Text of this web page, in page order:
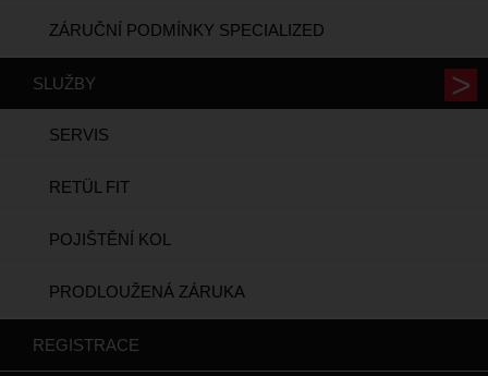
ZÁRUČNÍ PODMÍNKY SPECIALIZED
SLUŽBY
SERVIS
RETÜL FIT
POJIŠTĚNÍ KOL
PRODLOUŽENÁ ZÁRUKA
REGISTRACE